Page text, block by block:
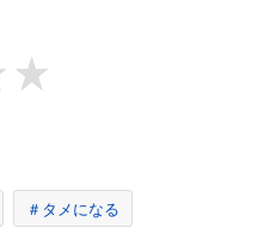
本質を探っていく作業は楽しい
３章 全体の見晴らしをよくする
「理解・疑問・批判」の三点をはっき
見晴らしをよくするのがリーダーの役
＃タメになる